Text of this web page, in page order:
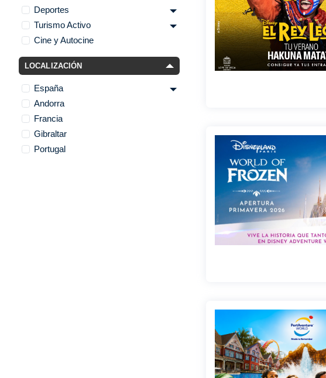
Deportes
Turismo Activo
Cine y Autocine
LOCALIZACIÓN
España
Andorra
Francia
Gibraltar
Portugal